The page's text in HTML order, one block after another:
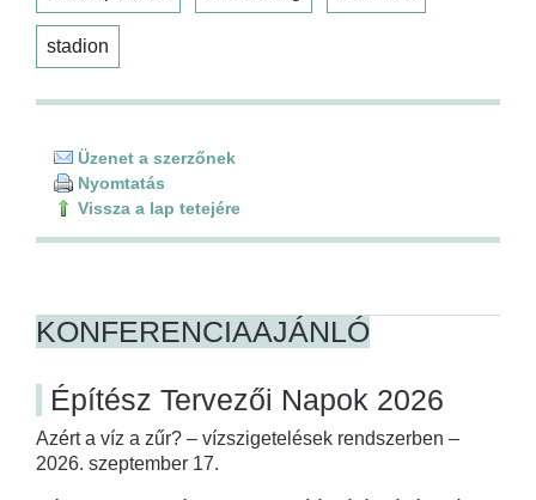
stadion
Üzenet a szerzőnek
Nyomtatás
Vissza a lap tetejére
KONFERENCIAAJÁNLÓ
Építész Tervezői Napok 2026
Azért a víz a zűr? – vízszigetelések rendszerben –
2026. szeptember 17.